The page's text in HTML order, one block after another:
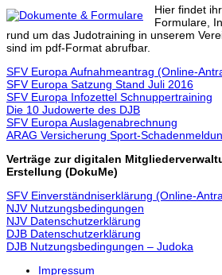
Hier findet
Formulare,
rund um das Judotraining in unserem
sind im pdf-Format abrufbar.
SFV Europa Aufnahmeantrag (Online-
SFV Europa Satzung Stand Juli 2016
SFV Europa Infozettel Schnuppertraining
Die 10 Judowerte des DJB
SFV Europa Auslagenabrechnung
ARAG Versicherung Sport-
Verträge zur digitalen
Erstellung (DokuMe)
SFV Einverständniserklärung (Online-
NJV Nutzungsbedingungen
NJV Datenschutzerklärung
DJB Datenschutzerklärung
DJB Nutzungsbedingungen – Judoka
Impressum